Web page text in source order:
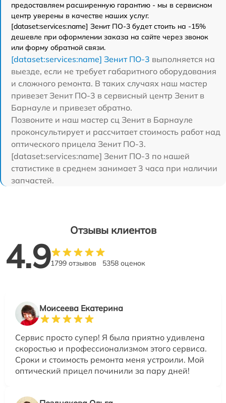
предоставляем расширенную гарантию - мы в сервисном
центр уверены в качестве наших услуг.
[dataset:services:name] Зенит ПО-3 будет стоить на -15%
дешевле при оформлении заказа на сайте через звонок
или форму обратной связи.
[dataset:services:name] Зенит ПО-3 выполняется на
выезде, если не требует габаритного оборудования
и сложного ремонта. В таких случаях наш мастер
привезет Зенит ПО-3 в сервисный центр Зенит в
Барнауле и привезет обратно.
Позвоните и наш мастер сц Зенит в Барнауле
проконсультирует и рассчитает стоимость работ над
оптического прицела Зенит ПО-3.
[dataset:services:name] Зенит ПО-3 по нашей
статистике в среднем занимает 3 часа при наличии
запчастей.
Отзывы клиентов
4.91799 отзывов 5358 оценок
Моисеева Екатерина
Сервис просто супер! Я была приятно удивлена
скоростью и профессионализмом этого сервиса.
Сроки и стоимость ремонта меня устроили. Мой
оптический прицел починили за пару дней!